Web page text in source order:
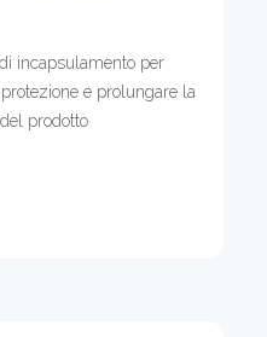
incapsulamento per
e prolungare la
prodotto